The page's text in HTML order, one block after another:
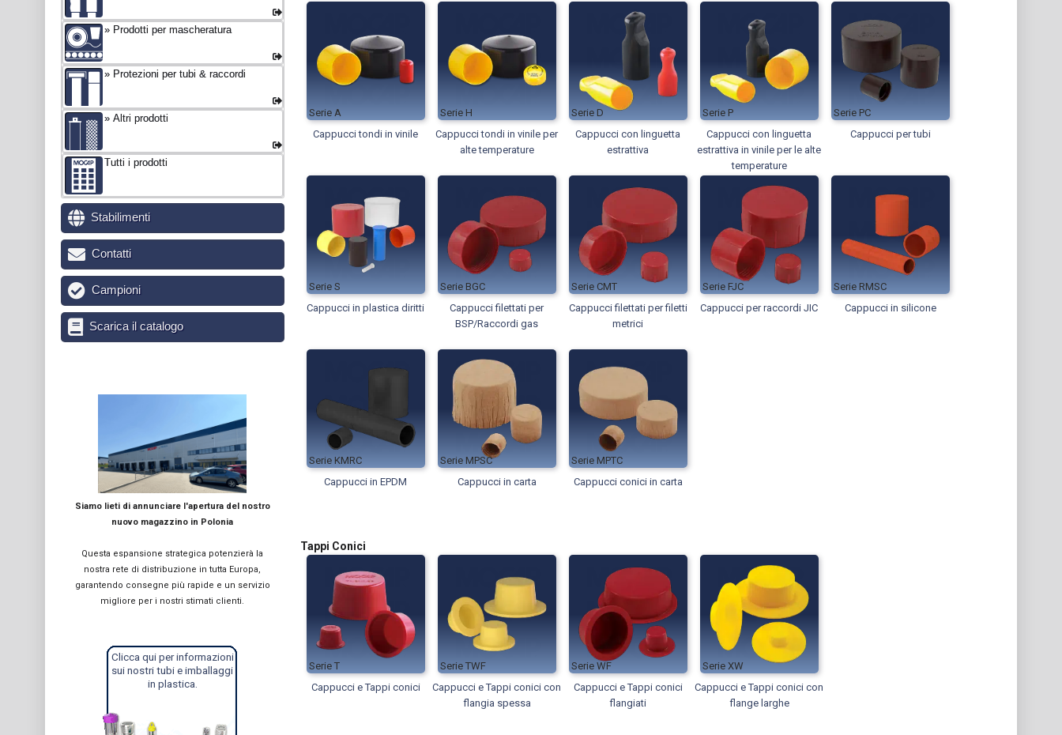
A
Cappucci tondi in vinile
H
Cappucci tondi in vinile per
alte temperature
D
Cappucci con linguetta
estrattiva
P
Cappucci con linguetta
estrattiva in vinile per le alte
temperature
PC
Cappucci per tubi
S
Cappucci in plastica diritti
BGC
Cappucci filettati per
BSP/Raccordi gas
CMT
Cappucci filettati per filetti
metrici
FJC
Cappucci per raccordi JIC
RMSC
Cappucci in silicone
KMRC
Cappucci in EPDM
MPSC
Cappucci in carta
MPTC
Cappucci conici in carta
Tappi Conici
T
Cappucci e Tappi conici
TWF
Cappucci e Tappi conici con
flangia spessa
WF
Cappucci e Tappi conici
flangiati
XW
Cappucci e Tappi conici con
flange larghe
Prodotti per mascheratura
Protezioni per tubi & raccordi
Altri prodotti
Tutti i prodotti
Stabilimenti
Contatti
Campioni
Scarica il catalogo
Siamo lieti di annunciare l'apertura del nostro
nuovo magazzino in Polonia
Questa espansione strategica potenzierà la
nostra rete di distribuzione in tutta Europa,
garantendo consegne più rapide e un servizio
migliore per i nostri stimati clienti.
Clicca qui per informazioni
sui nostri tubi e imballaggi
in plastica.